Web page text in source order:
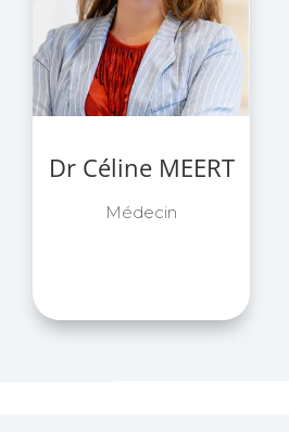
Dr Céline MEERT
Médecin